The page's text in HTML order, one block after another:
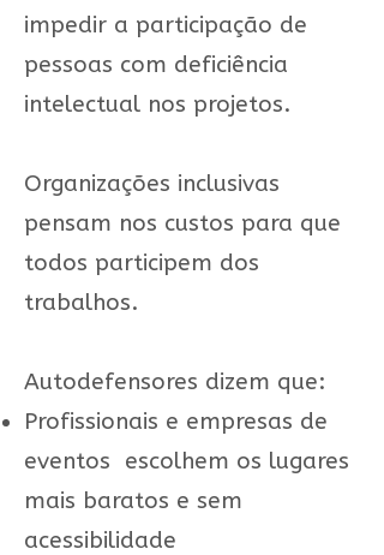
impedir a participação de
pessoas com deficiência
intelectual nos projetos.
Organizações inclusivas
pensam nos custos para que
todos participem dos
trabalhos.
Autodefensores dizem que:
Profissionais e empresas de
eventos escolhem os lugares
mais baratos e sem
acessibilidade